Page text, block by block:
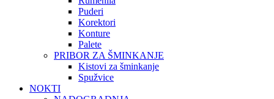
Puderi
Korektori
Konture
Palete
PRIBOR ZA ŠMINKANJE
Kistovi za šminkanje
Spužvice
NOKTI